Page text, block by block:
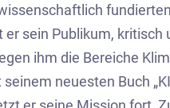
fundierten
sein Publikum, kritisch
ihm die Bereiche
neuesten Buch